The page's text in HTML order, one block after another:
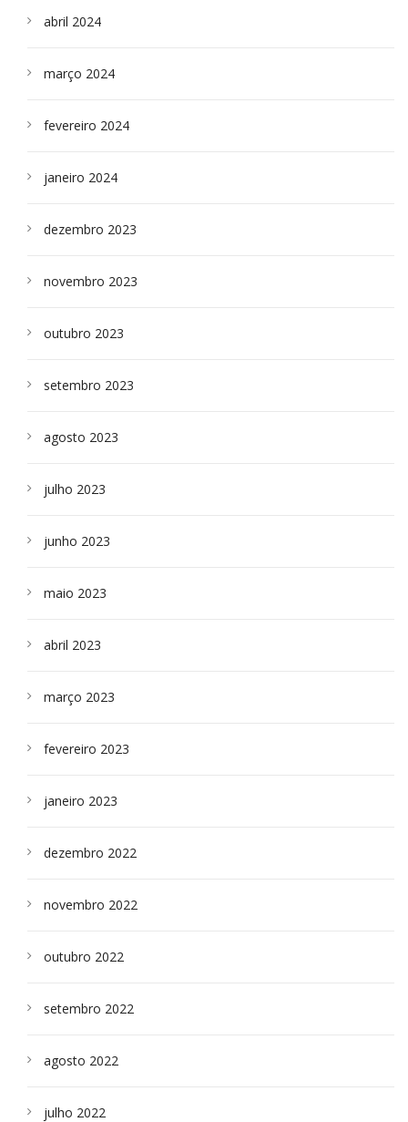
abril 2024
março 2024
fevereiro 2024
janeiro 2024
dezembro 2023
novembro 2023
outubro 2023
setembro 2023
agosto 2023
julho 2023
junho 2023
maio 2023
abril 2023
março 2023
fevereiro 2023
janeiro 2023
dezembro 2022
novembro 2022
outubro 2022
setembro 2022
agosto 2022
julho 2022